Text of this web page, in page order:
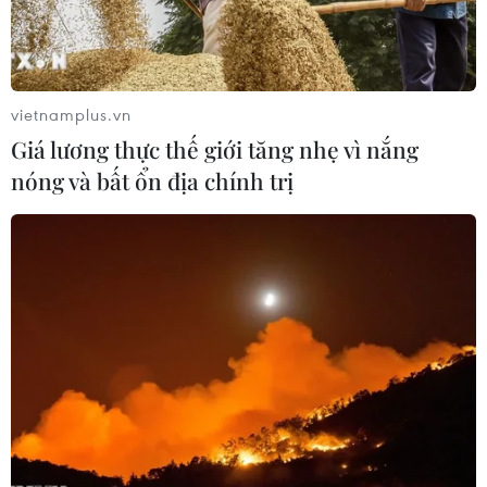
TIN LIÊN QUAN
Tuyển thủ Bỉ thừa nhận không phải ứng
cử viên vô địch được yêu thích
12/06/2021 00:10
vietnamplus.vn
Giá lương thực thế giới tăng nhẹ vì nắng
nóng và bất ổn địa chính trị